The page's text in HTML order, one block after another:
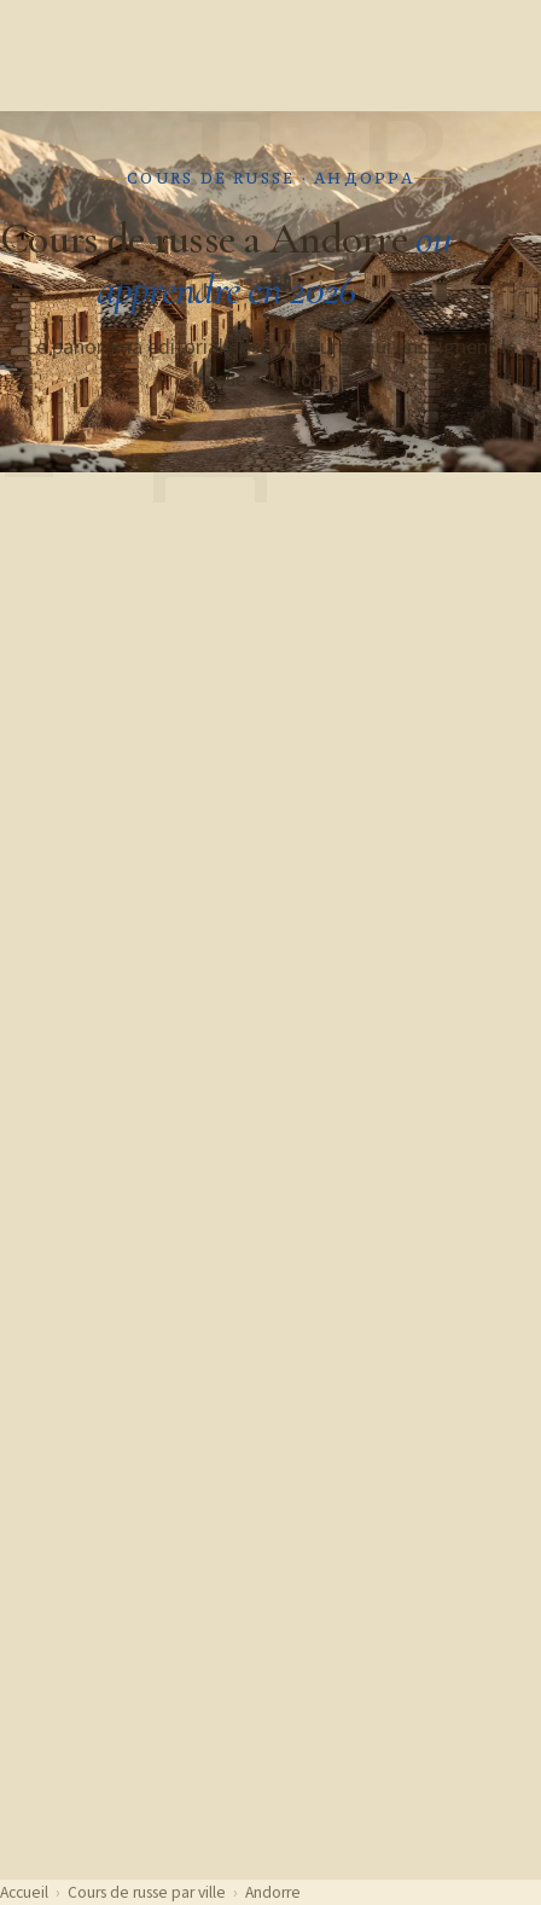
А Б В
Г Д
COURS DE RUSSE · АНДОРРА
Cours de russe a Andorreou
apprendre en 2026
Le panorama editorial des structures qui enseignent le
russe a Andorre.
Accueil › Cours de russe par ville › Andorre